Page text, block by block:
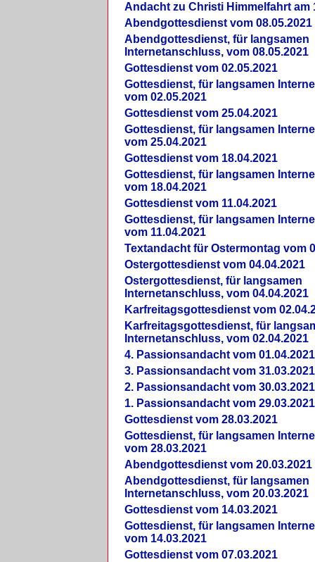
Andacht zu Christi Himmelfahrt am
Abendgottesdienst vom 08.05.2021
Abendgottesdienst, für langsamen
Internetanschluss, vom 08.05.2021
Gottesdienst vom 02.05.2021
Gottesdienst, für langsamen
vom 02.05.2021
Gottesdienst vom 25.04.2021
Gottesdienst, für langsamen
vom 25.04.2021
Gottesdienst vom 18.04.2021
Gottesdienst, für langsamen
vom 18.04.2021
Gottesdienst vom 11.04.2021
Gottesdienst, für langsamen
vom 11.04.2021
Textandacht für Ostermontag vom
Ostergottesdienst vom 04.04.2021
Ostergottesdienst, für langsamen
Internetanschluss, vom 04.04.2021
Karfreitagsgottesdienst vom
Karfreitagsgottesdienst, für
Internetanschluss, vom 02.04.2021
4. Passionsandacht vom 01.04.2021
3. Passionsandacht vom 31.03.2021
2. Passionsandacht vom 30.03.2021
1. Passionsandacht vom 29.03.2021
Gottesdienst vom 28.03.2021
Gottesdienst, für langsamen
vom 28.03.2021
Abendgottesdienst vom 20.03.2021
Abendgottesdienst, für langsamen
Internetanschluss, vom 20.03.2021
Gottesdienst vom 14.03.2021
Gottesdienst, für langsamen
vom 14.03.2021
Gottesdienst vom 07.03.2021